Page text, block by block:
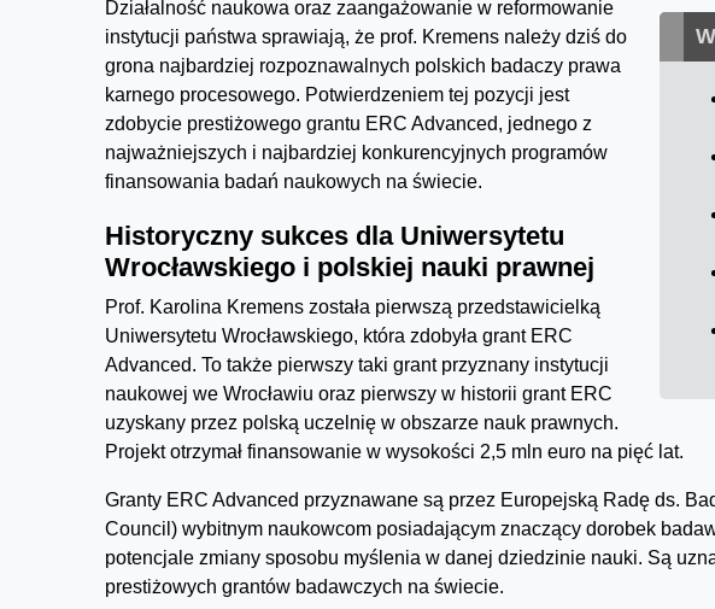
Działalność naukowa oraz zaangażowanie w reformowanie
instytucji państwa sprawiają, że prof. Kremens należy dziś do
grona najbardziej rozpoznawalnych polskich badaczy prawa
karnego procesowego. Potwierdzeniem tej pozycji jest
zdobycie prestiżowego grantu ERC Advanced, jednego z
najważniejszych i najbardziej konkurencyjnych programów
finansowania badań naukowych na świecie.
Historyczny sukces dla Uniwersytetu
Wrocławskiego i polskiej nauki prawnej
Prof. Karolina Kremens została pierwszą przedstawicielką
Uniwersytetu Wrocławskiego, która zdobyła grant ERC
Advanced. To także pierwszy taki grant przyznany instytucji
naukowej we Wrocławiu oraz pierwszy w historii grant ERC
uzyskany przez polską uczelnię w obszarze nauk prawnych.
Projekt otrzymał finansowanie w wysokości 2,5 mln euro na pięć lat.
Granty ERC Advanced przyznawane są przez Europejską Radę ds.
Council) wybitnym naukowcom posiadającym znaczący dorobek
potencjale zmiany sposobu myślenia w danej dziedzinie nauki. Są
prestiżowych grantów badawczych na świecie.